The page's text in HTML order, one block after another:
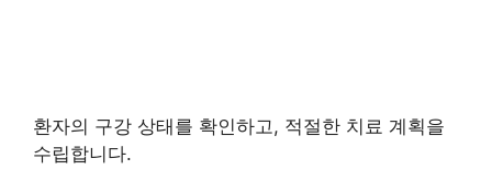
환자의 구강 상태를 확인하고, 적절한 치료 계획을
수립합니다.